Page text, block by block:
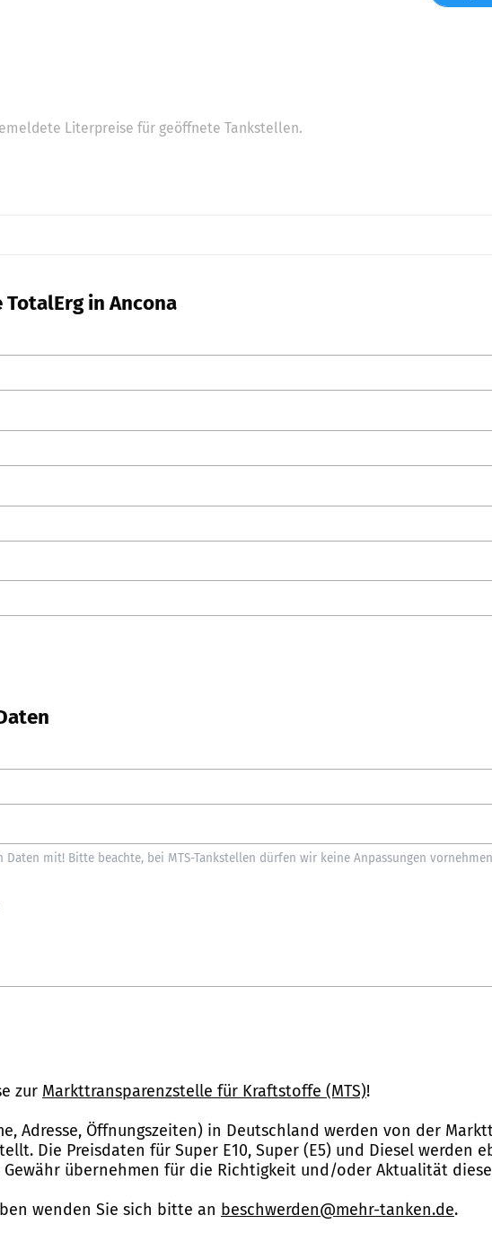
Literpreise für geöffnete Tankstellen.
in Ancona
zur Markttransparenzstelle für Kraftstoffe (MTS)!
Adresse, Öffnungszeiten) in Deutschland werden von der
Die Preisdaten für Super E10, Super (E5) und Diesel werden
übernehmen für die Richtigkeit und/oder Aktualität
wenden Sie sich bitte an beschwerden@mehr-tanken.de.